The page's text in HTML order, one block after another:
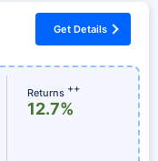
Get Details
Returns ++
12.7%